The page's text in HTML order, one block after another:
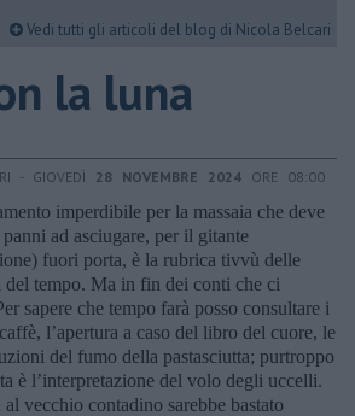
Vedi tutti gli articoli del blog di Nicola Belcari
la luna
- GIOVEDÌ 28 NOVEMBRE 2024 ORE 08:00
imperdibile per la massaia che deve
panni ad asciugare, per il gitante
fuori porta, è la rubrica tivvù delle
del tempo. Ma in fin dei conti che ci
sapere che tempo farà posso consultare i
l’apertura a caso del libro del cuore, le
del fumo della pastasciutta; purtroppo
è l’interpretazione del volo degli uccelli.
vecchio contadino sarebbe bastato